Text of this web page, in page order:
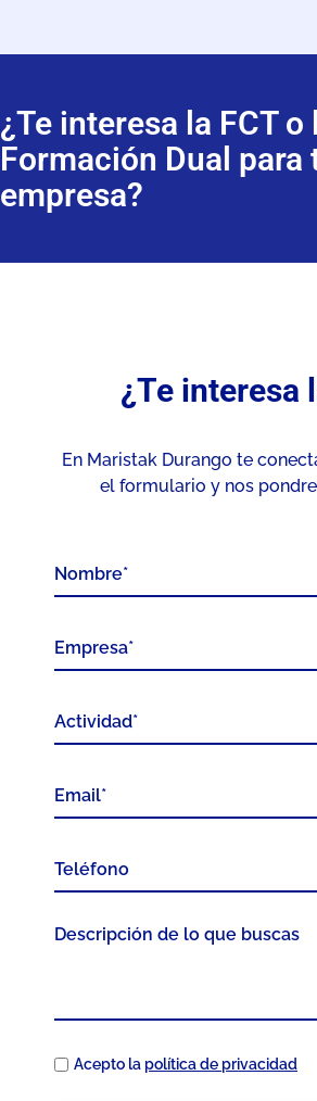
¿Te interesa la FCT o
Formación Dual para
empresa?
¿Te interesa
En Maristak Durango te
el formulario y nos
Acepto la política de privacidad